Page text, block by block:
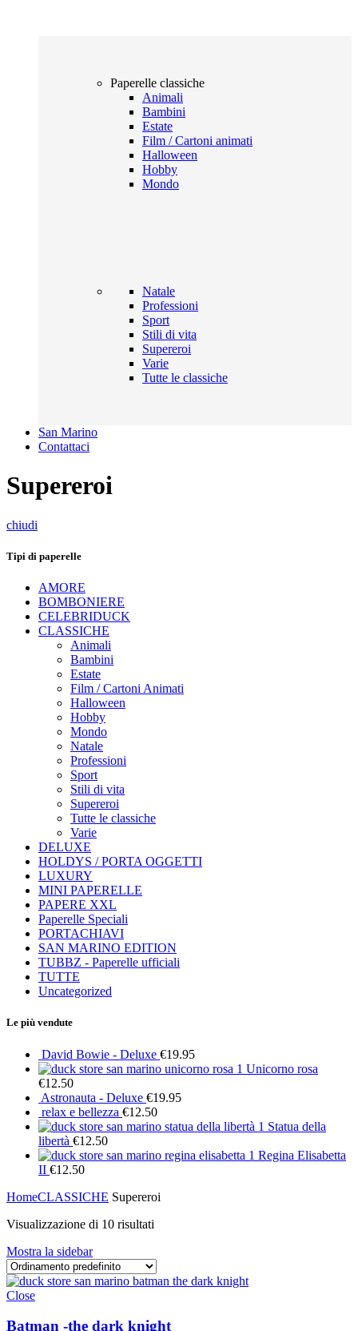
Paperelle classiche
Animali
Bambini
Estate
Film / Cartoni animati
Halloween
Hobby
Mondo
Natale
Professioni
Sport
Stili di vita
Supereroi
Varie
Tutte le classiche
San Marino
Contattaci
Supereroi
chiudi
Tipi di paperelle
AMORE
BOMBONIERE
CELEBRIDUCK
CLASSICHE
Animali
Bambini
Estate
Film / Cartoni Animati
Halloween
Hobby
Mondo
Natale
Professioni
Sport
Stili di vita
Supereroi
Tutte le classiche
Varie
DELUXE
HOLDYS / PORTA OGGETTI
LUXURY
MINI PAPERELLE
PAPERE XXL
Paperelle Speciali
PORTACHIAVI
SAN MARINO EDITION
TUBBZ - Paperelle ufficiali
TUTTE
Uncategorized
Le più vendute
David Bowie - Deluxe €19.95
Unicorno rosa
€12.50
Astronauta - Deluxe €19.95
relax e bellezza €12.50
Statua della
libertà €12.50
Regina Elisabetta
II €12.50
HomeCLASSICHE Supereroi
Visualizzazione di 10 risultati
Mostra la sidebar
Close
Batman -the dark knight